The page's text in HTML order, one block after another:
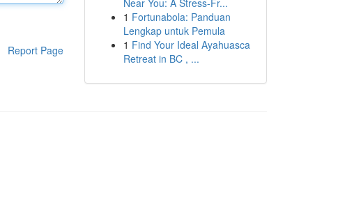
Report Page
Near You: A Stress-Fr...
1 Fortunabola: Panduan
Lengkap untuk Pemula
1 Find Your Ideal Ayahuasca
Retreat in BC , ...